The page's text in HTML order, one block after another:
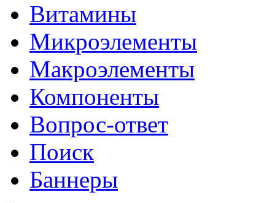
Витамины
Микроэлементы
Макроэлементы
Компоненты
Вопрос-ответ
Поиск
Баннеры